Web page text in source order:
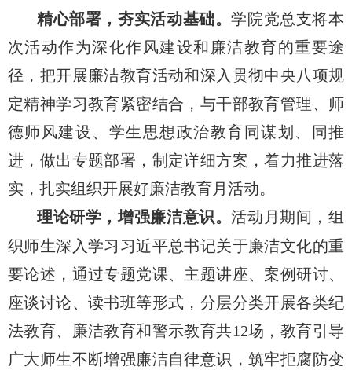
精心部署，夯实活动基础。学院党总支将本
次活动作为深化作风建设和廉洁教育的重要途
径，把开展廉洁教育活动和深入贯彻中央八项规
定精神学习教育紧密结合，与干部教育管理、师
德师风建设、学生思想政治教育同谋划、同推
进，做出专题部署，制定详细方案，着力推进落
实，扎实组织开展好廉洁教育月活动。
理论研学，增强廉洁意识。活动月期间，组
织师生深入学习习近平总书记关于廉洁文化的重
要论述，通过专题党课、主题讲座、案例研讨、
座谈讨论、读书班等形式，分层分类开展各类纪
法教育、廉洁教育和警示教育共12场，教育引导
广大师生不断增强廉洁自律意识，筑牢拒腐防变